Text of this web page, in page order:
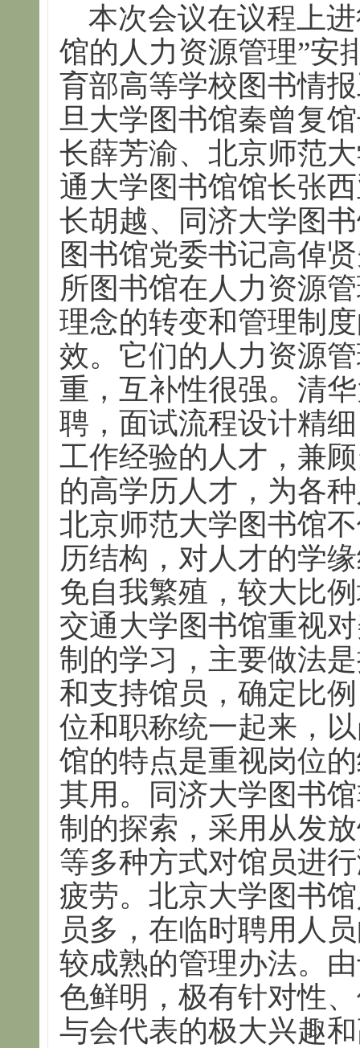
本次会议在议程上进
馆的人力资源管理”安
育部高等学校图书情
旦大学图书馆秦曾复
长薛芳渝、北京师范
通大学图书馆馆长张
长胡越、同济大学图
图书馆党委书记高倬
所图书馆在人力资源
理念的转变和管理制
效。它们的人力资源
重，互补性很强。清
聘，面试流程设计精
工作经验的人才，兼
的高学历人才，为各
北京师范大学图书馆
历结构，对人才的学
免自我繁殖，较大比
交通大学图书馆重视
制的学习，主要做法
和支持馆员，确定比
位和职称统一起来，
馆的特点是重视岗位
其用。同济大学图书
制的探索，采用从发
等多种方式对馆员进
疲劳。北京大学图书
员多，在临时聘用人
较成熟的管理办法。
色鲜明，极有针对性
与会代表的极大兴趣